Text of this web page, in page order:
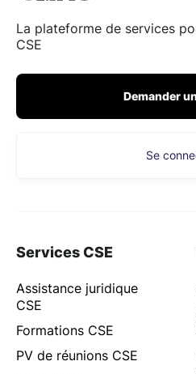
La plateforme de services
CSE
Demander
Se
Services CSE
Assistance juridique
CSE
Formations CSE
PV de réunions CSE